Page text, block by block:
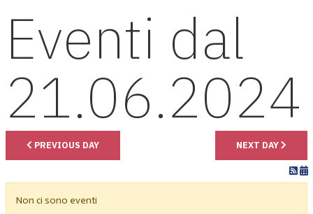
Eventi dal
21.06.2024
PREVIOUS DAY NEXT DAY
Non ci sono eventi